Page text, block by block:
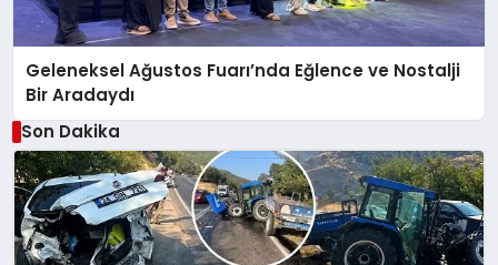
Geleneksel Ağustos Fuarı’nda Eğlence ve Nostalji
Bir Aradaydı
Son Dakika